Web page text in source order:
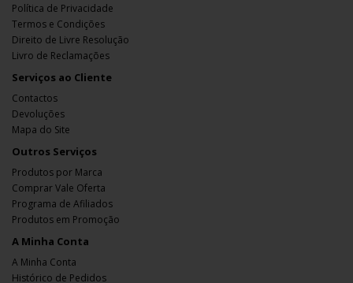
Política de Privacidade
Termos e Condições
Direito de Livre Resolução
Livro de Reclamações
Serviços ao Cliente
Contactos
Devoluções
Mapa do Site
Outros Serviços
Produtos por Marca
Comprar Vale Oferta
Programa de Afiliados
Produtos em Promoção
A Minha Conta
A Minha Conta
Histórico de Pedidos